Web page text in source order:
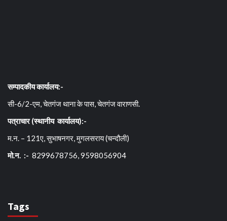
सम्पादकीय कार्यालय:-
सी-6/2-एम, चेतगंज थाना के पास, चेतगंज वाराणसी.
पत्राचार (स्थानीय कार्यालय):-
म.न. – 121ए, सुभाषनगर, मुगलसराय (चन्दौली)
मो.न. :- 8299678756, 9598056904
Tags